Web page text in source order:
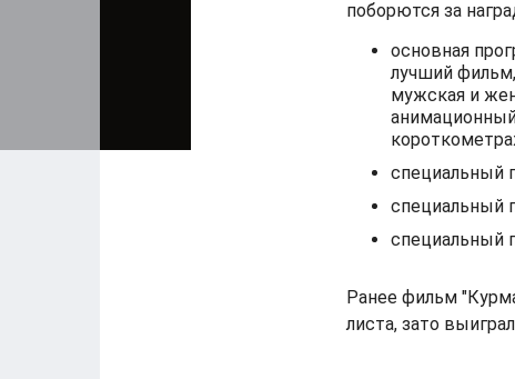
поборются за
основная
лучший
мужская и
специальный
специальный
специальный
Ранее фильм
листа, зато